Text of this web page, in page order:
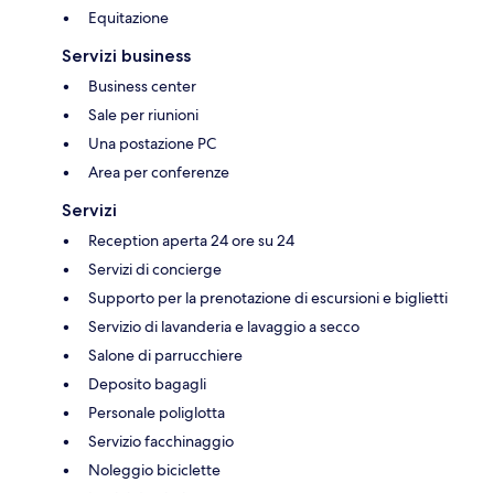
Equitazione
Servizi business
Business center
Sale per riunioni
Una postazione PC
Area per conferenze
Servizi
Reception aperta 24 ore su 24
Servizi di concierge
Supporto per la prenotazione di escursioni e biglietti
Servizio di lavanderia e lavaggio a secco
Salone di parrucchiere
Deposito bagagli
Personale poliglotta
Servizio facchinaggio
Noleggio biciclette